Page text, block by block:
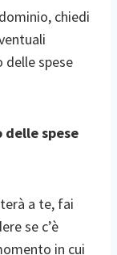
chiedi
delle spese
spese
a te, fai
se c’è
in cui